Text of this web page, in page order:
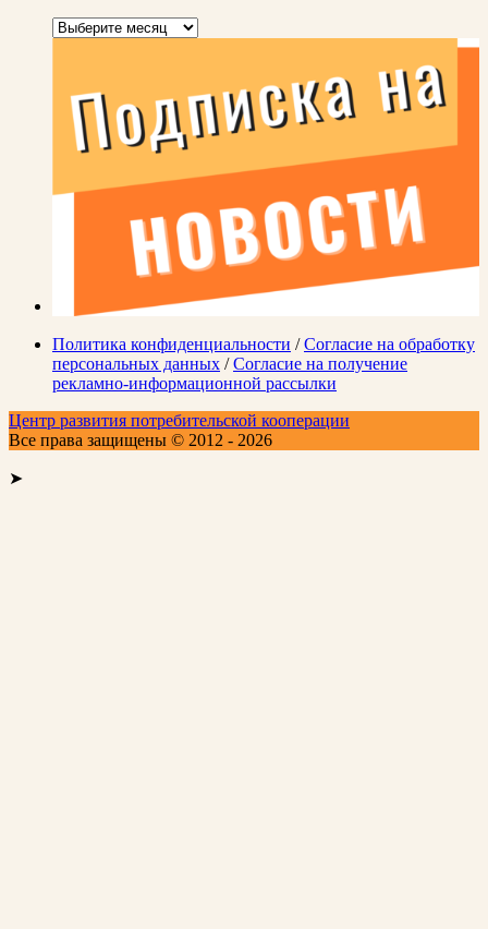
Архивы
Политика конфиденциальности /Согласие на обработку
персональных данных /Согласие на получение
рекламно-информационной рассылки
Центр развития потребительской кооперации
Все права защищены © 2012 - 2026
➤